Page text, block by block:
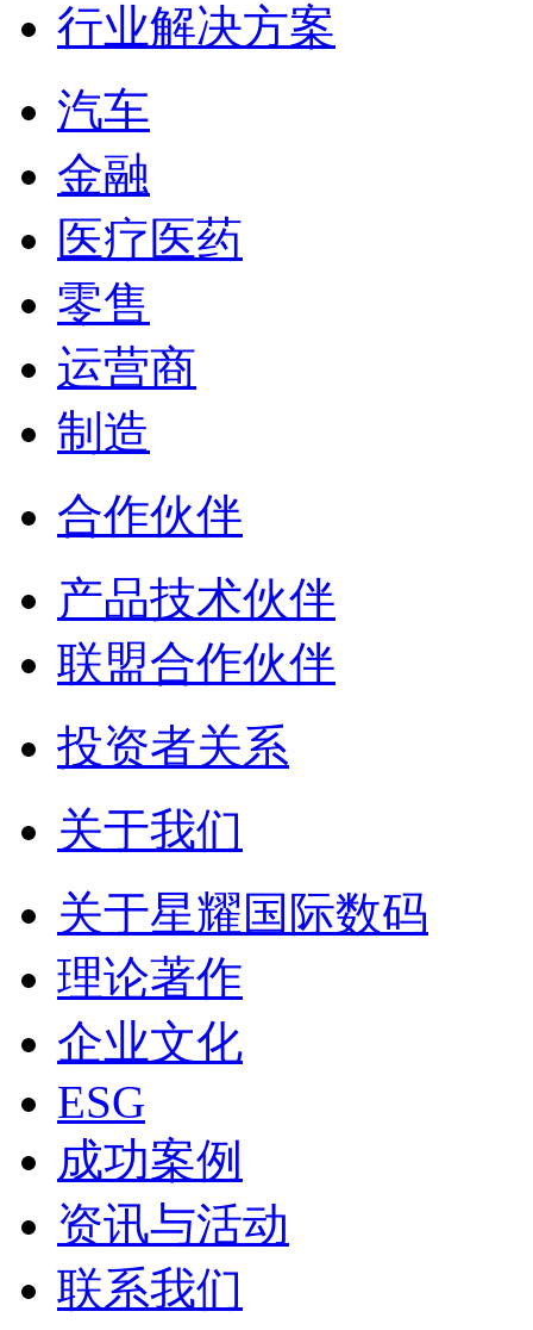
行业解决方案
汽车
金融
医疗医药
零售
运营商
制造
合作伙伴
产品技术伙伴
联盟合作伙伴
投资者关系
关于我们
关于星耀国际数码
理论著作
企业文化
ESG
成功案例
资讯与活动
联系我们